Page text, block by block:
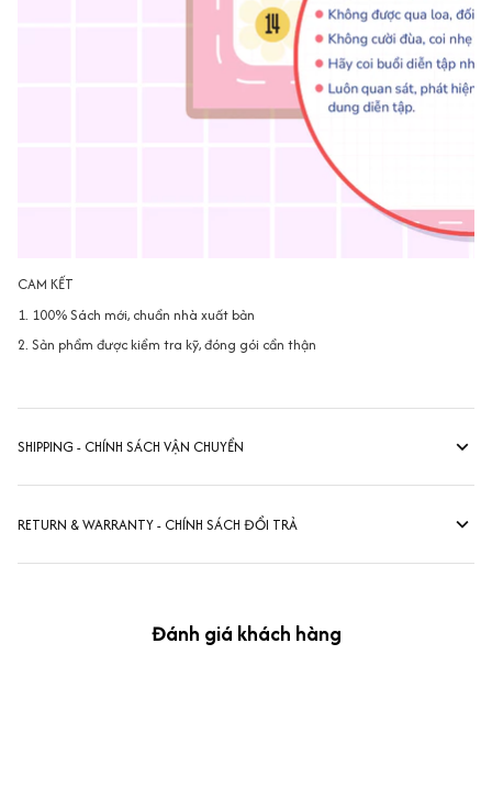
CAM KẾT
1. 100% Sách mới, chuẩn nhà xuất bản
2. Sản phẩm được kiểm tra kỹ, đóng gói cẩn thận
SHIPPING - CHÍNH SÁCH VẬN CHUYỂN
RETURN & WARRANTY - CHÍNH SÁCH ĐỔI TRẢ
Đánh giá khách hàng